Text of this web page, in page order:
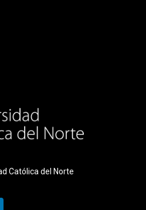
Católica del Norte